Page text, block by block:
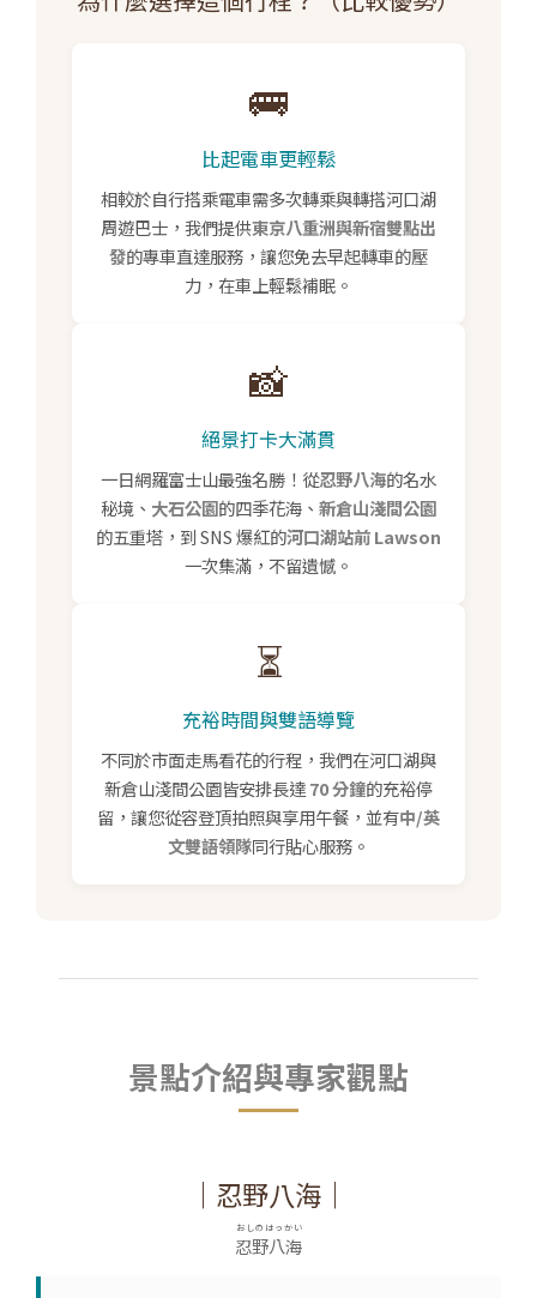
🚌
比起電車更輕鬆
相較於自行搭乘電車需多次轉乘與轉搭河口湖
周遊巴士，我們提供東京八重洲與新宿雙點出
發的專車直達服務，讓您免去早起轉車的壓
力，在車上輕鬆補眠。
📸
絕景打卡大滿貫
一日網羅富士山最強名勝！從忍野八海的名水
秘境、 大石公園的四季花海、 新倉山淺間公園
的五重塔，到 SNS 爆紅的河口湖站前 Lawson
一次集滿，不留遺憾。
⏳
充裕時間與雙語導覽
不同於市面走馬看花的行程，我們在河口湖與
新倉山淺間公園皆安排長達70 分鐘的充裕停
留，讓您從容登頂拍照與享用午餐，並有中/英
文雙語領隊同行貼心服務。
景點介紹與專家觀點
｜忍野八海｜
忍野八海
おしのはっかい